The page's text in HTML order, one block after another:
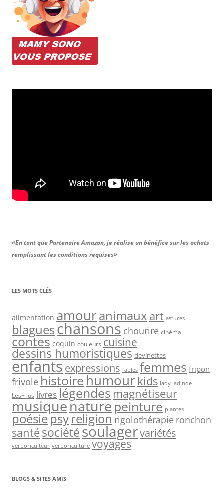
«En tant que Partenaire Amazon, je réalise un bénéfice sur les achats
remplissant les conditions requises»
LES MOTS CLÉS
alimentation amouranimaux art astuces
blagueschansons chourire cinéma
contes coquin couleurs cuisine
dessins humoristiques devinettes
enfantsexpressions fables femmes fripon
frivole histoire humour kids lady ladinde
Les+ lus livreslégendes magnétiseur
musiquenature peinture plantes
poésiepsyreligion rigolothérapie ronchon
santésociétésoulagervariétés
verboriculteur verboriculture voyages
BLOGS & SITES AMIS